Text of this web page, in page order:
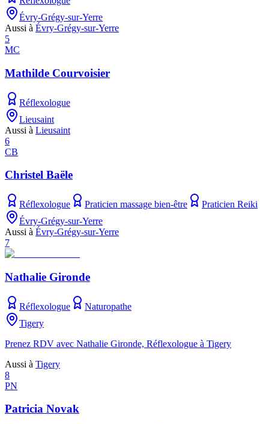
Évry-Grégy-sur-Yerre
Aussi à Évry-Grégy-sur-Yerre
5
MC
Mathilde Courvoisier
Réflexologue
Lieusaint
Aussi à Lieusaint
6
CB
Christel Baële
Réflexologue Praticien massage bien-être
Praticien Reiki
Évry-Grégy-sur-Yerre
Aussi à Évry-Grégy-sur-Yerre
7
Nathalie Gironde
Réflexologue
Naturopathe
Tigery
Prenez RDV avec Nathalie Gironde, Réflexologue à Tigery
Aussi à Tigery
8
PN
Patricia Novak